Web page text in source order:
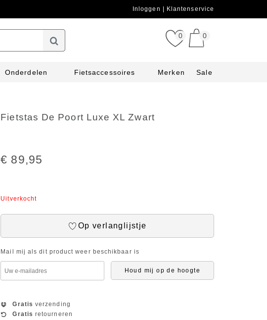
Inloggen Klantenservice
0 0
Onderdelen Fietsaccessoires Merken Sale
Fietstas De Poort Luxe XL Zwart
€ 89,95
Uitverkocht
Op verlanglijstje
Mail mij als dit product weer beschikbaar is
Houd mij op de hoogte
Gratis verzending
Gratis retourneren